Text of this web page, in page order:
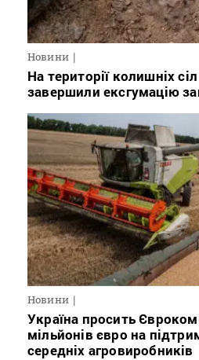
Новини
На території колишніх
завершили ексгумацію
Новини
Україна просить
мільйонів євро на
середніх агровиробників